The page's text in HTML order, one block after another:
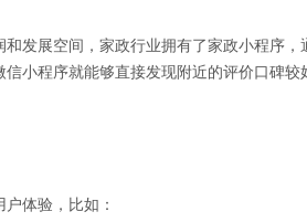
发展空间，家政行业拥有了家政小程序
小程序就能够直接发现附近的评价口碑
体验，比如：